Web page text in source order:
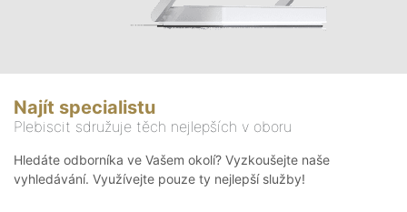
Najít specialistu
Plebiscit sdružuje těch nejlepších v oboru
Hledáte odborníka ve Vašem okolí? Vyzkoušejte naše
vyhledávání. Využívejte pouze ty nejlepší služby!